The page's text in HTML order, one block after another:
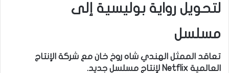
لتحويل رواية بوليسية إلى
مسلسل
تعاقد الممثل الهندي شاه روخ خان مع شركة الإنتاج
العالمية Netflix لإنتاج مسلسل جديد.